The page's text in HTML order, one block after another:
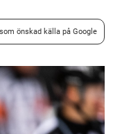
önskad källa på Google